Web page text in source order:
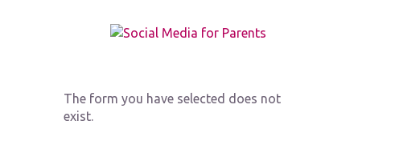
The form you have selected does not
exist.